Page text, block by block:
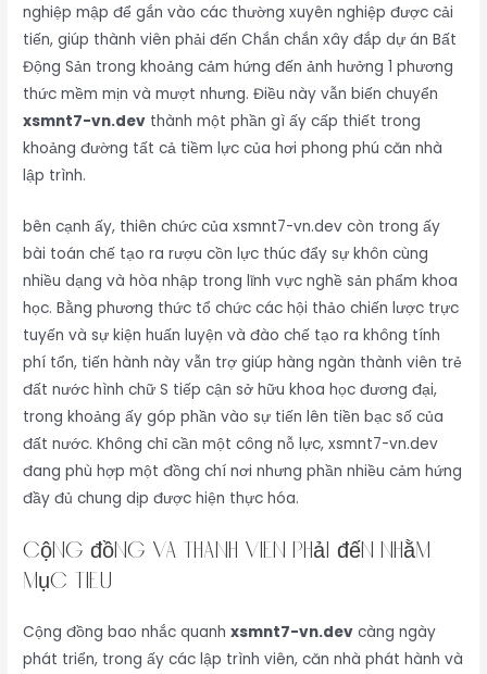
nghiệp mập để gắn vào các thường xuyên nghiệp được cải
tiến, giúp thành viên phải đến Chắn chắn xây đắp dự án Bất
Động Sản trong khoảng cảm hứng đến ảnh hưởng 1 phương
thức mềm mịn và mượt nhưng. Điều này vẫn biến chuyển
xsmnt7-vn.dev thành một phần gì ấy cấp thiết trong
khoảng đường tất cả tiềm lực của hơi phong phú căn nhà
lập trình.
bên cạnh ấy, thiên chức của xsmnt7-vn.dev còn trong ấy
bài toán chế tạo ra rượu cồn lực thúc đẩy sự khôn cùng
nhiều dạng và hòa nhập trong lĩnh vực nghề sản phẩm khoa
học. Bằng phương thức tổ chức các hội thảo chiến lược trực
tuyến và sự kiện huấn luyện và đào chế tạo ra không tính
phí tổn, tiến hành này vẫn trợ giúp hàng ngàn thành viên trẻ
đất nước hình chữ S tiếp cận sở hữu khoa học đương đại,
trong khoảng ấy góp phần vào sự tiến lên tiền bạc số của
đất nước. Không chỉ cần một công nỗ lực, xsmnt7-vn.dev
đang phù hợp một đồng chí nơi nhưng phần nhiều cảm hứng
đầy đủ chung dịp được hiện thực hóa.
Cộng đồng và thành viên phải đến nhằm
mục tiêu
Cộng đồng bao nhắc quanhxsmnt7-vn.dev càng ngày
phát triển, trong ấy các lập trình viên, căn nhà phát hành và